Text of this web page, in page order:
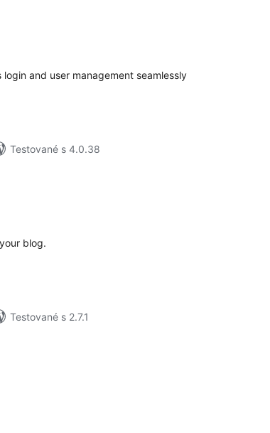
and user management seamlessly
Testované s 4.0.38
blog.
Testované s 2.7.1